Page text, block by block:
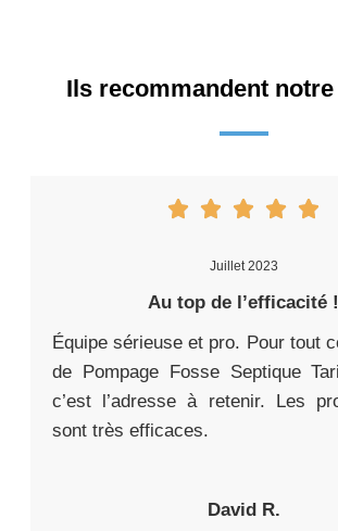
Ils recommandent notre
Juillet 2023
Au top de l’efficacité !
Équipe sérieuse et pro. Pour tout
de Pompage Fosse Septique
c’est l’adresse à retenir. Les
sont très efficaces.
David R.